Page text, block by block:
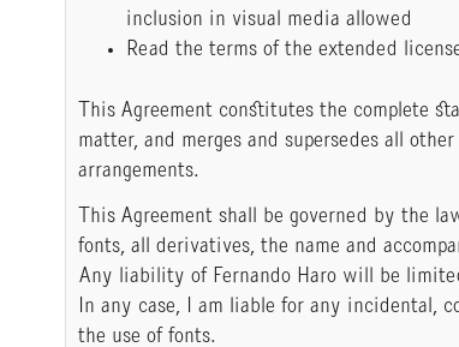
inclusion in visual media allowed
Read the terms of the extended
This Agreement constitutes the complete
matter, and merges and supersedes all
arrangements.
This Agreement shall be governed by the
fonts, all derivatives, the name and
Any liability of Fernando Haro will be
In any case, I am liable for any incidental,
the use of fonts.